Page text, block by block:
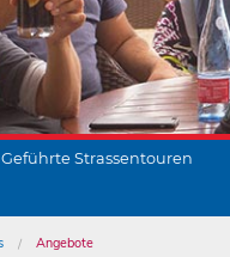
Geführte Strassentouren
Angebote